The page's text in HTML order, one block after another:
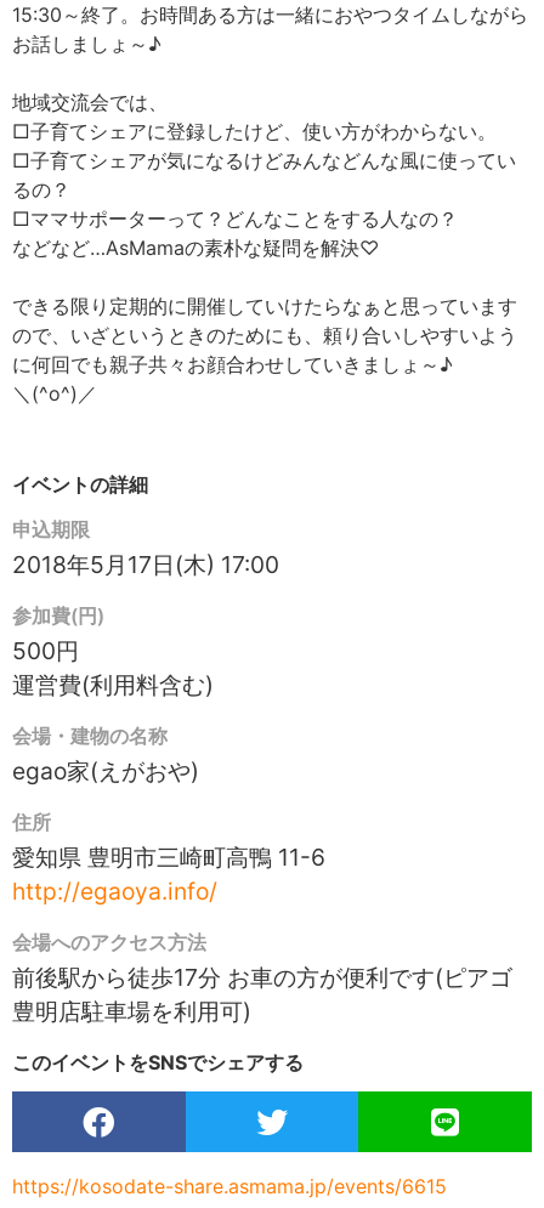
15:30～終了。お時間ある方は一緒におやつタイムしながら
お話しましょ～♪
地域交流会では、
□子育てシェアに登録したけど、使い方がわからない。
□子育てシェアが気になるけどみんなどんな風に使ってい
るの？
□ママサポーターって？どんなことをする人なの？
などなど…AsMamaの素朴な疑問を解決♡
できる限り定期的に開催していけたらなぁと思っています
ので、いざというときのためにも、頼り合いしやすいよう
に何回でも親子共々お顔合わせしていきましょ～♪
＼(^o^)／
イベントの詳細
申込期限
2018年5月17日(木) 17:00
参加費(円)
500円
運営費(利用料含む)
会場・建物の名称
egao家(えがおや)
住所
愛知県 豊明市三崎町高鴨 11-6
http://egaoya.info/
会場へのアクセス方法
前後駅から徒歩17分 お車の方が便利です(ピアゴ
豊明店駐車場を利用可)
このイベントをSNSでシェアする
https://kosodate-share.asmama.jp/events/6615